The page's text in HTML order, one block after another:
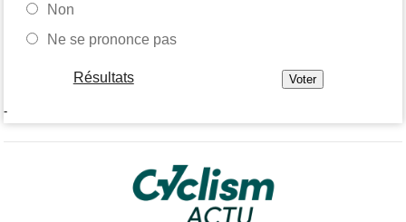
Non
Ne se prononce pas
Résultats
-